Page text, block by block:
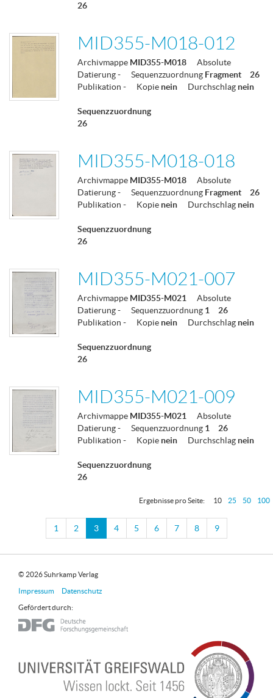
26
MID355-M018-012
Archivmappe MID355-M018
Absolute
Datierung- Sequenzzuordnung Fragment
26
Publikation - Kopie nein Durchschlag nein
Sequenzzuordnung
26
MID355-M018-018
Archivmappe MID355-M018
Absolute
Datierung- Sequenzzuordnung Fragment
26
Publikation - Kopie nein Durchschlag nein
Sequenzzuordnung
26
MID355-M021-007
Archivmappe MID355-M021
Absolute
Datierung- Sequenzzuordnung 1
26
Publikation - Kopie nein Durchschlag nein
Sequenzzuordnung
26
MID355-M021-009
Archivmappe MID355-M021
Absolute
Datierung- Sequenzzuordnung 1
26
Publikation - Kopie nein Durchschlag nein
Sequenzzuordnung
26
Ergebnisse pro Seite: 10 25 50 100
1 2 3 4 5 6 7 8 9
© 2026 Suhrkamp Verlag
Impressum Datenschutz
Gefördert durch: